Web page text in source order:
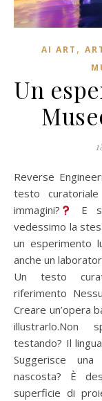
AI ART ,
Un
Reverse
testo
immagini?
E
vedessimo la
un esperimento
anche un
Un testo
riferimento
Creare un’opera
illustrarlo.Non
testando? Il
Suggerisce una
nascosta? È
superficie di